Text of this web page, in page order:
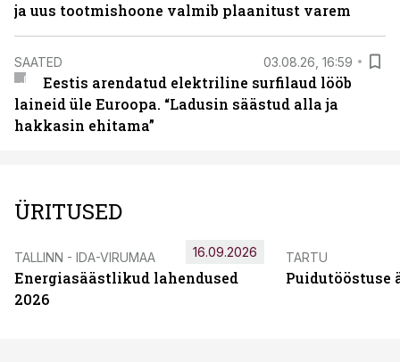
ja uus tootmishoone valmib plaanitust varem
SAATED 03.08.26, 16:59
Eestis arendatud elektriline surfilaud lööb
laineid üle Euroopa. “Ladusin säästud alla ja
hakkasin ehitama”
ÜRITUSED
TALLINN - IDA-VIRUMAA
Energiasäästlikud lahendused
2026
16.09.2026 TARTU
Puidutööstuse